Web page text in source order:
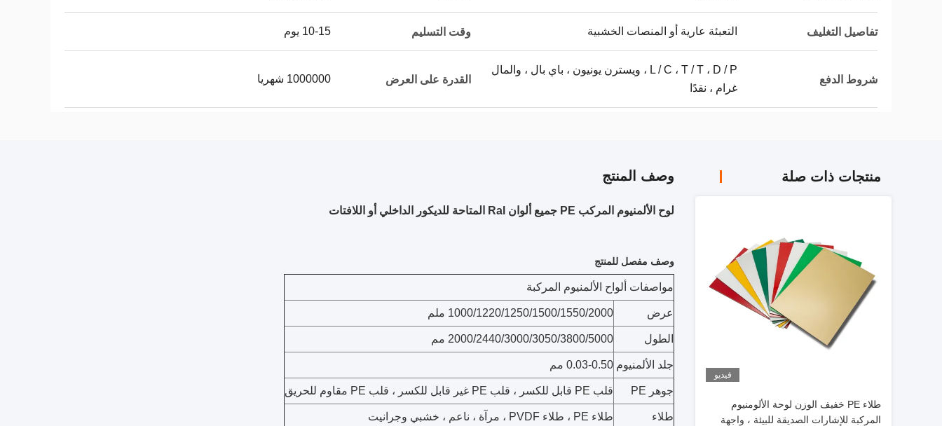
تفاصيل التغليف التعبئة عارية أو المنصات الخشبية وقت التسليم 10-15 يوم
شروط الدفع
L / C ، T / T ، D / P ، ويسترن يونيون ، باي بال ، والمال
غرام ، نقدًا
القدرة على العرض 1000000 شهريا
منتجات ذات صلة
فيديو
طلاء PE خفيف الوزن لوحة الألومنيوم
المركبة للإشارات الصديقة للبيئة ، واجهة
وصف المنتج
لوح الألمنيوم المركب PE جميع ألوان Ral المتاحة للديكور الداخلي أو اللافتات
وصف مفصل للمنتج
مواصفات ألواح الألمنيوم المركبة
عرض 1000/1220/1250/1500/1550/2000 ملم
الطول 2000/2440/3000/3050/3800/5000 مم
جلد الألمنيوم 0.03-0.50 مم
جوهر PE قلب PE قابل للكسر ، قلب PE غير قابل للكسر ، قلب PE مقاوم للحريق
طلاء طلاء PE ، طلاء PVDF ، مرآة ، ناعم ، خشبي وجرانيت